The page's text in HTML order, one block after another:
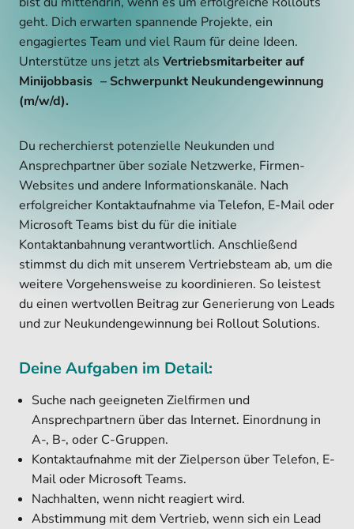
geht. Dich erwarten spannende Projekte, ein
engagiertes Team und viel Raum für deine Ideen.
Unterstütze uns jetzt als Vertriebsmitarbeiter auf
Minijobbasis – Schwerpunkt Neukundengewinnung
(m/w/d).
Du recherchierst potenzielle Neukunden und
Ansprechpartner über soziale Netzwerke, Firmen-
Websites und andere Informationskanäle. Nach
erfolgreicher Kontaktaufnahme via Telefon, E-Mail oder
Microsoft Teams bist du für die initiale
Kontaktanbahnung verantwortlich. Anschließend
stimmst du dich mit unserem Vertriebsteam ab, um die
weitere Vorgehensweise zu koordinieren. So leistest
du einen wertvollen Beitrag zur Generierung von Leads
und zur Neukundengewinnung bei Rollout Solutions.
Deine Aufgaben im Detail:
Suche nach geeigneten Zielfirmen und
Ansprechpartnern über das Internet. Einordnung in
A-, B-, oder C-Gruppen.
Kontaktaufnahme mit der Zielperson über Telefon, E-
Mail oder Microsoft Teams.
Nachhalten, wenn nicht reagiert wird.
Abstimmung mit dem Vertrieb, wenn sich ein Lead